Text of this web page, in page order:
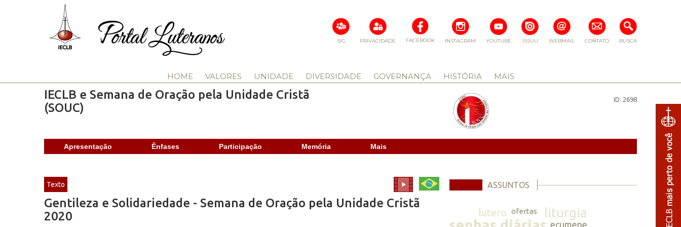
BUSCA
CONTATO
WEBMAIL
ISSUU
YOUTUBE
INSTAGRAM
FACEBOOK
PRIVACIDADE
SIG
HOME VALORES UNIDADE DIVERSIDADE GOVERNANÇA HISTÓRIA MAIS
IECLB e Semana de Oração pela Unidade Cristã
(SOUC)
ID: 2698
Apresentação Ênfases Participação Memória Mais
Texto
Gentileza e Solidariedade - Semana de Oração pela Unidade Cristã
2020
ASSUNTOS
lutero ofertas liturgia
ecumene